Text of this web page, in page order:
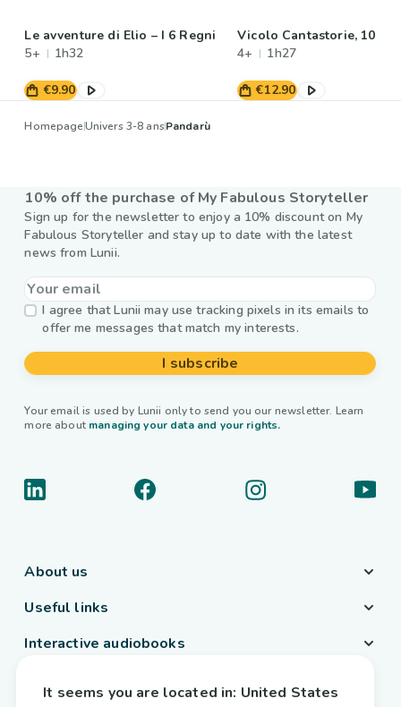
Le avventure di Elio – I 6 Regni
5+
1h32
€9.90
Vicolo Cantastorie, 10
4+
1h27
€12.90
HomepageUnivers 3-8 ansPandarù
10% off the purchase of My Fabulous Storyteller
Sign up for the newsletter to enjoy a 10% discount on My
Fabulous Storyteller and stay up to date with the latest
news from Lunii.
I agree that Lunii may use tracking pixels in its emails to
offer me messages that match my interests.
I subscribe
Your email is used by Lunii only to send you our newsletter. Learn
more about managing your data and your rights.
About us
Useful links
Interactive audiobooks
It seems you are located in: United States